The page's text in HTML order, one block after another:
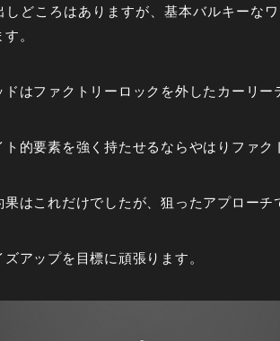
しどころはありますが、基本バルキーな
。
ドはファクトリーロックを外したカーリー
的要素を強く持たせるならやはりファク
果はこれだけでしたが、狙ったアプローチ
アップを目標に頑張ります。